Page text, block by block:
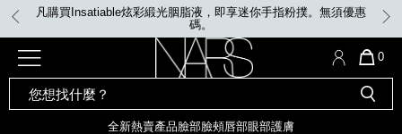
凡購買Insatiable炫彩緞光胭脂液，即享迷你手指粉撲。無須優惠
碼。
選單"
Nars
0
SEARCH
CATALOG
全新熱賣產品臉部臉頰唇部眼部護膚
全新LIGHT REFLECTING™ 原生光
亮肌卸妝油
彩妝組合及禮品
粉底